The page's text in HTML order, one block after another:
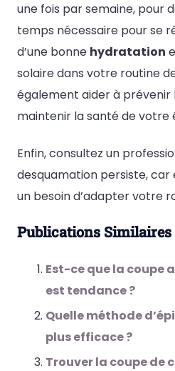
une fois par semaine, pour
temps nécessaire pour se
d’une bonne hydratation
solaire dans votre routine
également aider à prévenir
maintenir la santé de votre
Enfin, consultez un
desquamation persiste,
un besoin d’adapter votre
Publications Similaires
Est-ce que la coupe
est tendance ?
Quelle méthode
plus efficace ?
Trouver la coupe de